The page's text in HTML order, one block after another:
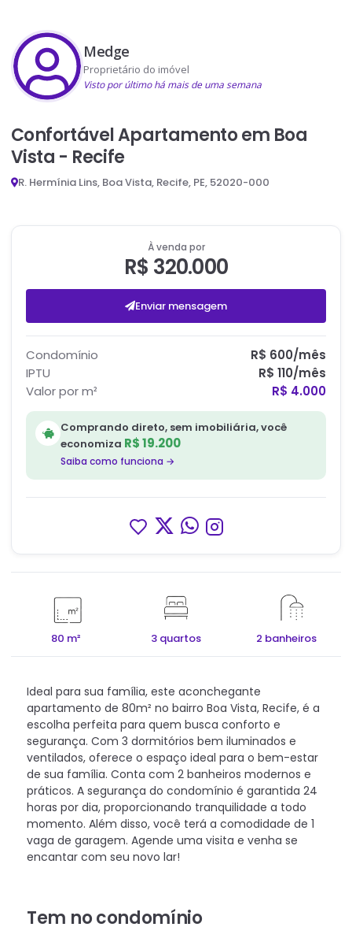
Medge
Proprietário do imóvel
Visto por último há mais de uma semana
Confortável Apartamento em Boa
Vista - Recife
R. Hermínia Lins, Boa Vista, Recife, PE, 52020-000
80 m² 3 quartos 2 banheiros
Ideal para sua família, este aconchegante
apartamento de 80m² no bairro Boa Vista, Recife, é a
escolha perfeita para quem busca conforto e
segurança. Com 3 dormitórios bem iluminados e
ventilados, oferece o espaço ideal para o bem-estar
de sua família. Conta com 2 banheiros modernos e
práticos. A segurança do condomínio é garantida 24
horas por dia, proporcionando tranquilidade a todo
momento. Além disso, você terá a comodidade de 1
vaga de garagem. Agende uma visita e venha se
encantar com seu novo lar!
Tem no condomínio
À venda por
R$ 320.000
Enviar mensagem
Condomínio R$ 600/mês
IPTU
R$ 110/mês
Valor por m²
R$ 4.000
Comprando direto, sem imobiliária, você
economiza R$ 19.200
Saiba como funciona →